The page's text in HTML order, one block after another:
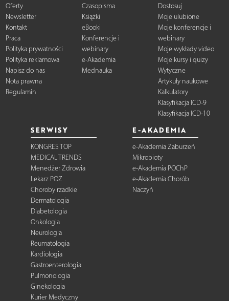
Oferty
Newsletter
Kontakt
Praca
Polityka prywatności
Polityka reklamowa
Napisz do nas
Nota prawna
Regulamin
Czasopisma
Książki
eBooki
Konferencje i
webinary
e-Akademia
Mednauka
Dostosuj
Moje ulubione
Moje konferencje i
webinary
Moje wykłady video
Moje kursy i quizy
Wytyczne
Artykuły naukowe
Kalkulatory
Klasyfikacja ICD-9
Klasyfikacja ICD-10
SERWISY
KONGRES TOP
MEDICAL TRENDS
Menedżer Zdrowia
Lekarz POZ
Choroby rzadkie
Dermatologia
Diabetologia
Onkologia
Neurologia
Reumatologia
Kardiologia
Gastroenterologia
Pulmonologia
Ginekologia
Kurier Medyczny
E-AKADEMIA
e-Akademia Zaburzeń
Mikrobioty
e-Akademia POChP
e-Akademia Chorób
Naczyń